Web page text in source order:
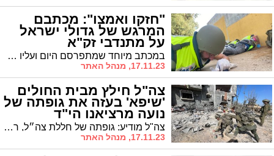
"חזקו ואמצו": מכתבם
המרגש של גדולי ישראל
על מתנדבי זק"א
במכתב מיוחד שמתפרסם היום ועליו חתומים מרנן ורבנן גדולי ישראל שליט"א הם מביעים את הערכתם למנדבי זק"א ש"עושין חסד עם החיים ועם המתים"
17.11.23, מנהל האתר
צה"ל חילץ מבית החולים
'שיפא' בעזה את גופתה של
נועה מרציאנו הי"ד
צה"ל מודיע: גופתה של חללת צה״ל, רב״ט נועה מרציאנו ז״ל, חולצה על ידי כוח צה״ל מגדוד 603 ממבנה בסמוך לבית החולים שיפאא׳. בצה"ל מעריכים כי החיילת נרצחה בשבי בידי מחבלי החמאס ימ"ש
17.11.23, מנהל האתר